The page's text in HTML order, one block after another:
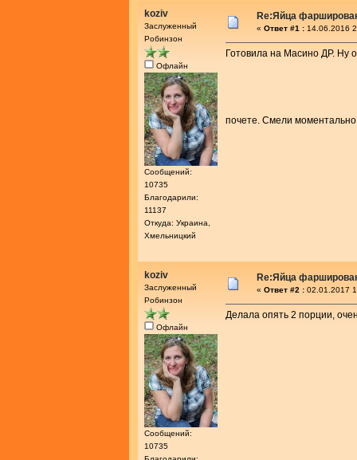
koziv
Заслуженный
Робинзон
Офлайн
Сообщений:
10735
Благодарили:
11137
Откуда: Украина,
Хмельницкий
Re:Яйца
« Ответ #1 : 14.06.2016
Готовила на Масино ДР. Ну
почете. Смели
koziv
Заслуженный
Робинзон
Офлайн
Сообщений:
10735
Re:Яйца
« Ответ #2 : 02.01.2017
Делала опять 2 порции,